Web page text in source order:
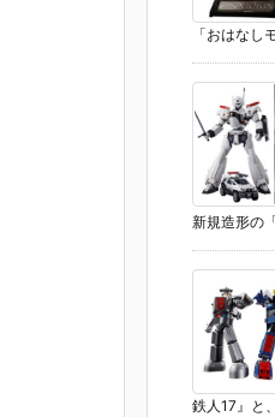
「おはなし
新規造形の
鉄人17』と